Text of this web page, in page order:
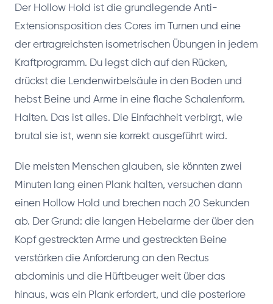
Der Hollow Hold ist die grundlegende Anti-
Extensionsposition des Cores im Turnen und eine
der ertragreichsten isometrischen Übungen in jedem
Kraftprogramm. Du legst dich auf den Rücken,
drückst die Lendenwirbelsäule in den Boden und
hebst Beine und Arme in eine flache Schalenform.
Halten. Das ist alles. Die Einfachheit verbirgt, wie
brutal sie ist, wenn sie korrekt ausgeführt wird.
Die meisten Menschen glauben, sie könnten zwei
Minuten lang einen Plank halten, versuchen dann
einen Hollow Hold und brechen nach 20 Sekunden
ab. Der Grund: die langen Hebelarme der über den
Kopf gestreckten Arme und gestreckten Beine
verstärken die Anforderung an den Rectus
abdominis und die Hüftbeuger weit über das
hinaus, was ein Plank erfordert, und die posteriore